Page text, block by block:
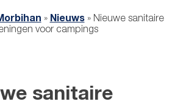
» Nieuws» Nieuwe sanitaire
voor campings
sanitaire